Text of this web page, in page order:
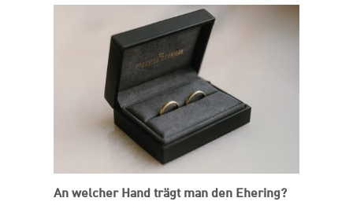
An welcher Hand trägt man den Ehering?